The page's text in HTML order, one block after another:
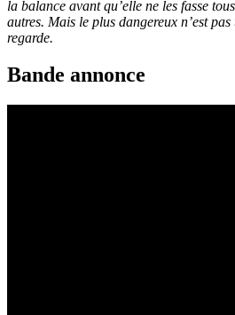
la balance avant qu’elle ne les fasse
autres. Mais le plus dangereux n’est
regarde.
Bande annonce